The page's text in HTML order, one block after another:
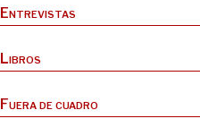
Entrevistas
Libros
Fuera de cuadro